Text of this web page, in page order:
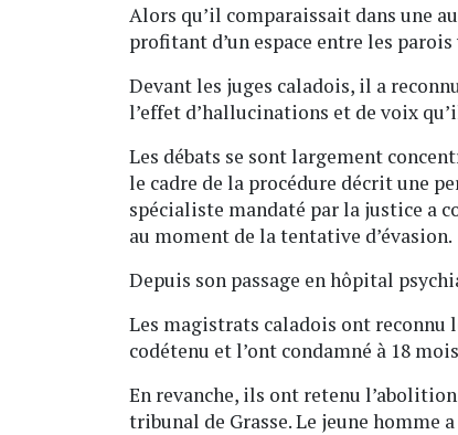
Alors qu’il comparaissait dans une
profitant d’un espace entre les
Devant les juges caladois, il a
l’effet d’hallucinations et de voix
Les débats se sont largement
le cadre de la procédure décrit une
spécialiste mandaté par la justice a
au moment de la tentative d’évasion.
Depuis son passage en hôpital
Les magistrats caladois ont reconnu
codétenu et l’ont condamné à 18
En revanche, ils ont retenu
tribunal de Grasse. Le jeune homme